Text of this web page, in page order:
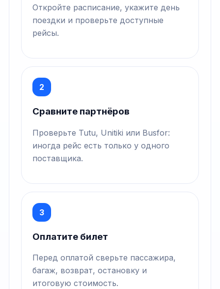
Откройте расписание, укажите день
поездки и проверьте доступные
рейсы.
2
Сравните партнёров
Проверьте Tutu, Unitiki или Busfor:
иногда рейс есть только у одного
поставщика.
3
Оплатите билет
Перед оплатой сверьте пассажира,
багаж, возврат, остановку и
итоговую стоимость.